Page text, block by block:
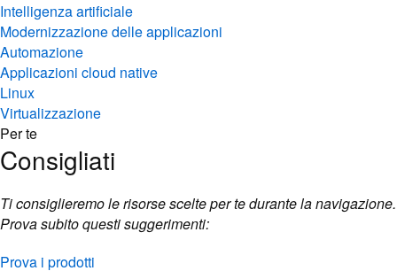
Intelligenza artificiale
Modernizzazione delle applicazioni
Automazione
Applicazioni cloud native
Linux
Virtualizzazione
Per te
Consigliati
Ti consiglieremo le risorse scelte per te durante la navigazione.
Prova subito questi suggerimenti:
Prova i prodotti